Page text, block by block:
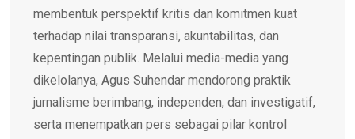
membentuk perspektif kritis dan komitmen kuat
terhadap nilai transparansi, akuntabilitas, dan
kepentingan publik. Melalui media-media yang
dikelolanya, Agus Suhendar mendorong praktik
jurnalisme berimbang, independen, dan investigatif,
serta menempatkan pers sebagai pilar kontrol